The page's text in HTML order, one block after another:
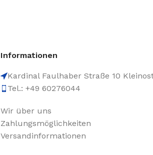
Informationen
Kardinal Faulhaber Straße 10
Tel.: +49 60276044
Wir über uns
Zahlungsmöglichkeiten
Versandinformationen